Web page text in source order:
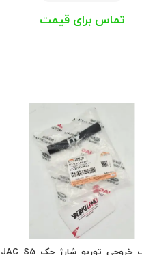
تماس برای قیمت
شیلنگ خروجی توربو شارژ جک JAC S5